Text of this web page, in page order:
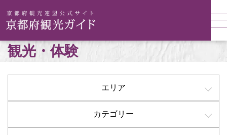
観光・体験
エリア
カテゴリー